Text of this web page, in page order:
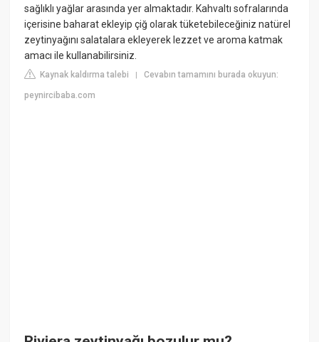
sağlıklı yağlar arasında yer almaktadır. Kahvaltı sofralarında
içerisine baharat ekleyip çiğ olarak tüketebileceğiniz natürel
zeytinyağını salatalara ekleyerek lezzet ve aroma katmak
amacı ile kullanabilirsiniz.
Kaynak kaldırma talebi |Cevabın tamamını burada okuyun:
peynircibaba.com